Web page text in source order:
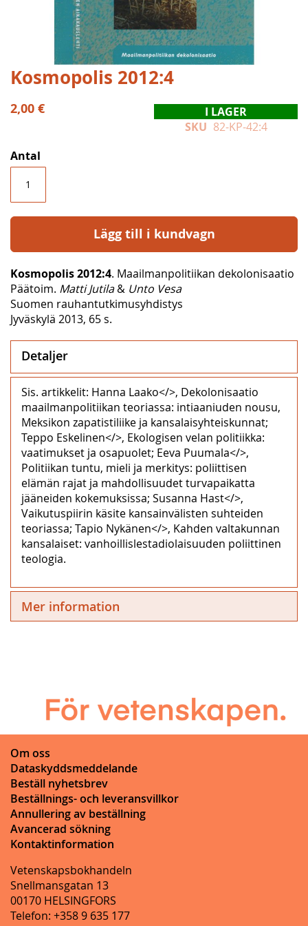
Hoppa
till
början
av
Kosmopolis 2012:4
2,00 €
I LAGER
SKU 82-KP-42:4
Antal
Lägg till i kundvagn
Kosmopolis 2012:4. Maailmanpolitiikan dekolonisaatio
Päätoim. Matti Jutila& Unto Vesa
Suomen rauhantutkimusyhdistys
Jyväskylä 2013, 65 s.
Detaljer
Sis. artikkelit: Hanna Laako</>, Dekolonisaatio
maailmanpolitiikan teoriassa: intiaaniuden nousu,
Meksikon zapatistiliike ja kansalaisyhteiskunnat;
Teppo Eskelinen</>, Ekologisen velan politiikka:
vaatimukset ja osapuolet; Eeva Puumala</>,
Politiikan tuntu, mieli ja merkitys: poliittisen
elämän rajat ja mahdollisuudet turvapaikatta
jääneiden kokemuksissa; Susanna Hast</>,
Vaikutuspiirin käsite kansainvälisten suhteiden
teoriassa; Tapio Nykänen</>, Kahden valtakunnan
kansalaiset: vanhoillislestadiolaisuuden poliittinen
teologia.
Mer information
Om oss
Dataskyddsmeddelande
Beställ nyhetsbrev
Beställnings- och leveransvillkor
Annullering av beställning
Avancerad sökning
Kontaktinformation
Vetenskapsbokhandeln
Snellmansgatan 13
00170 HELSINGFORS
Telefon: +358 9 635 177